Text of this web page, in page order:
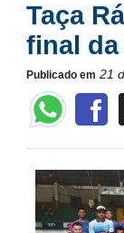
Taça
final
Publicado em 21